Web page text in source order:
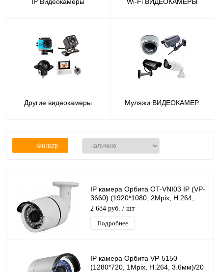
IP Видеокамеры Wi-Fi ВИДЕОКАМЕРЫ
Другие видеокамеры Муляжи ВИДЕОКАМЕР
Фильтр
IP камера Орбита OT-VNI03 IP (VP-
3660) (1920*1080, 2Mpix, H.264,
3,6мм)/20
2 684 руб. / шт
Подробнее
IP камера Орбита VP-5150
(1280*720, 1Mpix, H.264, 3.6мм)/20